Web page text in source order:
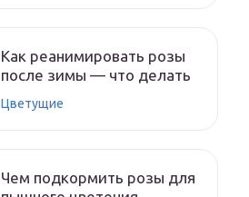
Как реанимировать розы
после зимы — что делать
Цветущие
Чем подкормить розы для